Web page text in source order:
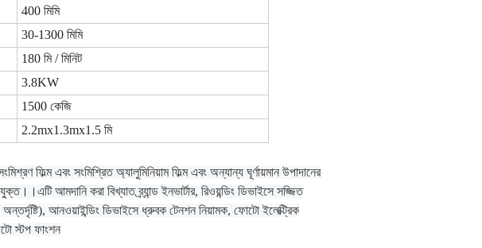
400 মিমি
30-1300 মিমি
180 মি / মিনিট
3.8KW
1500 কেজি
2.2mx1.3mx1.5 মি
ফিল্ম এবং সংমিশ্রিত অ্যালুমিনিয়াম ফিল্ম এবং অন্যান্য ঘূর্ণায়মান উপাদানের
আমদানি করা বিখ্যাত ব্র্যান্ড ইনভার্টার, রিওয়ন্ডিং ডিভাইসে সজ্জিত
অন্তর্দৃষ্টি), আনওয়াইন্ডিং ডিভাইসে ধ্রুবক টেনশন নিয়ামক, ফোটো ইলেক্ট্রিক
স্টপ ফাংশন